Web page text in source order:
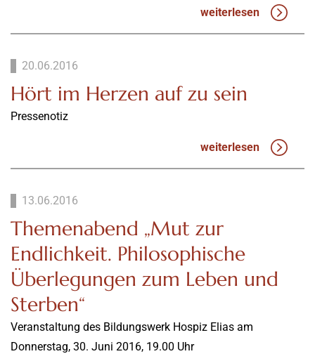
weiterlesen
20.06.2016
Hört im Herzen auf zu sein
Pressenotiz
weiterlesen
13.06.2016
Themenabend „Mut zur
Endlichkeit. Philosophische
Überlegungen zum Leben und
Sterben“
Veranstaltung des Bildungswerk Hospiz Elias am
Donnerstag, 30. Juni 2016, 19.00 Uhr